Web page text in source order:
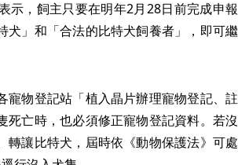
示，飼主只要在明年2月28日前完成申報
」和「合法的比特犬飼養者」，即可繼
物登記站「植入晶片辦理寵物登記、註
亡時，也必須修正寵物登記資料。若沒
讓比特犬，屆時依《動物保護法》可處